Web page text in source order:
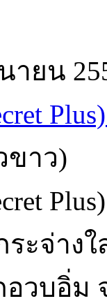
ายน
ขาว)
ะจ่าง
วบอิ่ม